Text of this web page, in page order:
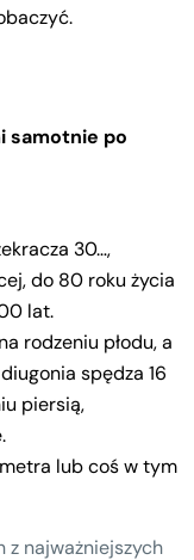
samotnie po
30…,
do 80 roku życia
lat.
rodzeniu płodu, a
spędza 16
piersią,
metra lub coś w tym
z najważniejszych